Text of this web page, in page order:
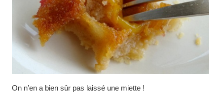
On n’en a bien sûr pas laissé une miette !